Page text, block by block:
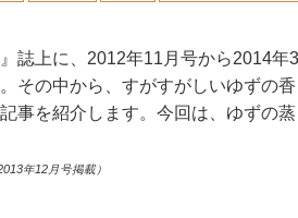
』誌上に、2012年11月号から2014
その中から、すがすがしいゆずの
事を紹介します。今回は、ゆずの
年12月号掲載）